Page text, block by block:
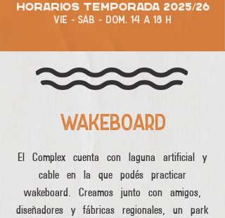
horarios temporada 2025/26
vie - sáb - dom. 14 a 18 h
WAKEBOARD
El Complex cuenta con laguna artificial y
cable en la que podés practicar
wakeboard. Creamos junto con amigos,
diseñadores y fábricas regionales, un park